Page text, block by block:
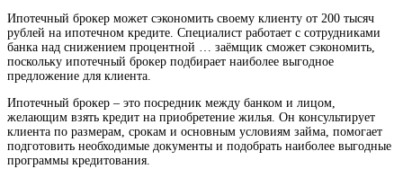
Ипотечный брокер может сэкономить своему клиенту от 200 тысяч
рублей на ипотечном кредите. Специалист работает с сотрудниками
банка над снижением процентной … заёмщик сможет сэкономить,
поскольку ипотечный брокер подбирает наиболее выгодное
предложение для клиента.
Ипотечный брокер – это посредник между банком и лицом,
желающим взять кредит на приобретение жилья. Он консультирует
клиента по размерам, срокам и основным условиям займа, помогает
подготовить необходимые документы и подобрать наиболее выгодные
программы кредитования.